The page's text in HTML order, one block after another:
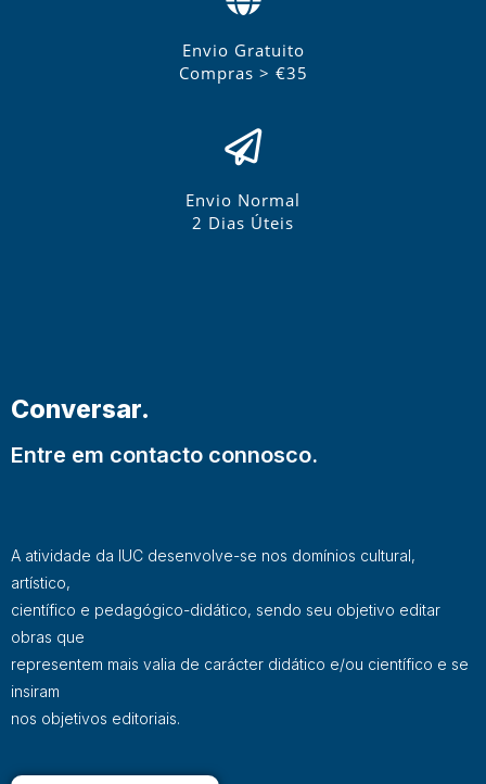
Envio Gratuito
Compras > €35
Envio Normal
2 Dias Úteis
Conversar.
Entre em contacto connosco.
A atividade da IUC desenvolve-se nos domínios cultural,
artístico,
científico e pedagógico-didático, sendo seu objetivo editar
obras que
representem mais valia de carácter didático e/ou científico e se
insiram
nos objetivos editoriais.